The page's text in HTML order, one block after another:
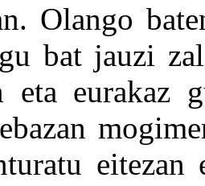
Olango
bat jauzi
eta eurakaz